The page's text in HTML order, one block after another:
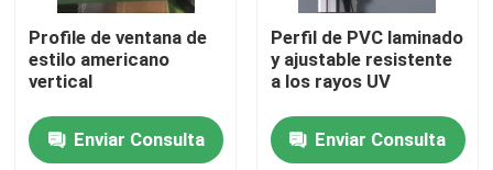
Hogar
Productos
Profile de ventana de
estilo americano
vertical
Enviar Consulta
Perfil de PVC laminado
y ajustable resistente
a los rayos UV
Enviar Consulta